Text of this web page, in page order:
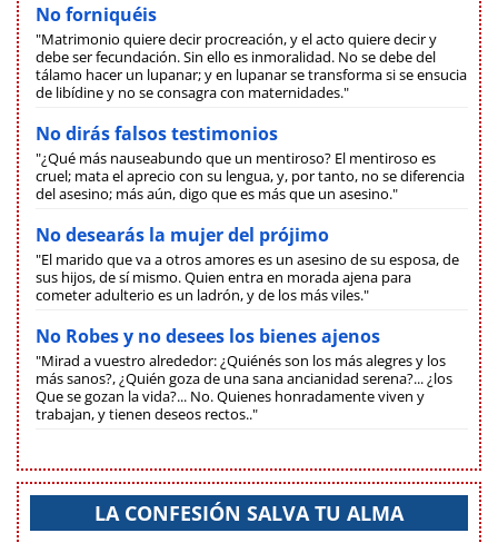
No forniquéis
"Matrimonio quiere decir procreación, y el acto quiere decir y
debe ser fecundación. Sin ello es inmoralidad. No se debe del
tálamo hacer un lupanar; y en lupanar se transforma si se ensucia
de libídine y no se consagra con maternidades."
No dirás falsos testimonios
"¿Qué más nauseabundo que un mentiroso? El mentiroso es
cruel; mata el aprecio con su lengua, y, por tanto, no se diferencia
del asesino; más aún, digo que es más que un asesino."
No desearás la mujer del prójimo
"El marido que va a otros amores es un asesino de su esposa, de
sus hijos, de sí mismo. Quien entra en morada ajena para
cometer adulterio es un ladrón, y de los más viles."
No Robes y no desees los bienes ajenos
"Mirad a vuestro alrededor: ¿Quiénés son los más alegres y los
más sanos?, ¿Quién goza de una sana ancianidad serena?... ¿los
Que se gozan la vida?... No. Quienes honradamente viven y
trabajan, y tienen deseos rectos.."
LA CONFESIÓN SALVA TU ALMA